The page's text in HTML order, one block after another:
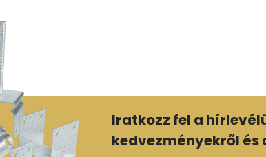
Iratkozz fel a
kedvezményekről